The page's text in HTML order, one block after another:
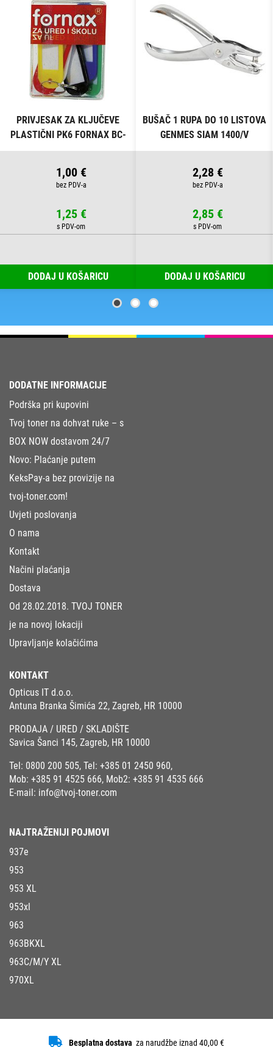
PRIVJESAK ZA KLJUČEVE
PLASTIČNI PK6 FORNAX BC-
B13 BLISTER
1,00 €
1,25 €
DODAJ U KOŠARICU
BUŠAČ 1 RUPA DO 10 LISTOVA
GENMES SIAM 1400/V
2,28 €
2,85 €
DODAJ U KOŠARICU
DODATNE INFORMACIJE
Podrška pri kupovini
Tvoj toner na dohvat ruke – s
BOX NOW dostavom 24/7
Novo: Plaćanje putem
KeksPay-a bez provizije na
tvoj-toner.com!
Uvjeti poslovanja
O nama
Kontakt
Načini plaćanja
Dostava
Od 28.02.2018. TVOJ TONER
je na novoj lokaciji
Upravljanje kolačićima
KONTAKT
Opticus IT d.o.o.
Antuna Branka Šimića 22, Zagreb, HR 10000
PRODAJA / URED / SKLADIŠTE
Savica Šanci 145, Zagreb, HR 10000
Tel: 0800 200 505, Tel: +385 01 2450 960,
Mob: +385 91 4525 666, Mob2: +385 91 4535 666
E-mail: info@tvoj-toner.com
NAJTRAŽENIJI POJMOVI
937e
953
953 XL
953xl
963
963BKXL
963C/M/Y XL
970XL
Besplatna dostava za narudžbe iznad 40,00 €